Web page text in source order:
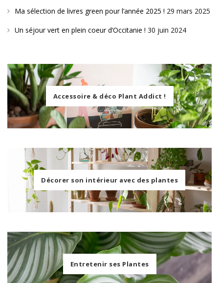
Ma sélection de livres green pour l’année 2025 ! 29 mars 2025
Un séjour vert en plein coeur d’Occitanie ! 30 juin 2024
Accessoire & déco Plant Addict !
Décorer son intérieur avec des plantes
Entretenir ses Plantes